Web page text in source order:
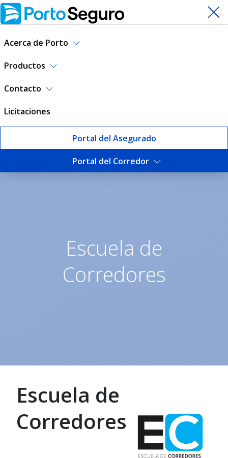
Acerca de Porto
Productos
Contacto
Licitaciones
Portal del Asegurado
Portal del Corredor
Escuela de Corredores |
Escuela de
Corredores
Escuela de
Corredores